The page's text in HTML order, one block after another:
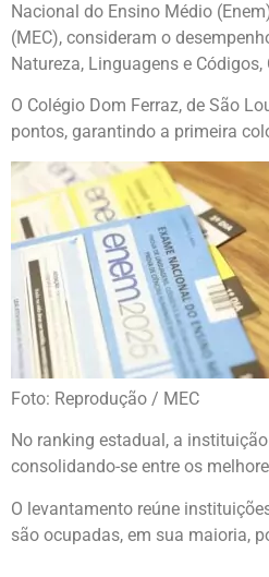
Nacional do Ensino Médio
(MEC), consideram o
Natureza, Linguagens e
O Colégio Dom Ferraz, de São
pontos, garantindo a primeira
Foto: Reprodução / MEC
No ranking estadual, a
consolidando-se entre os
O levantamento reúne
são ocupadas, em sua maioria,